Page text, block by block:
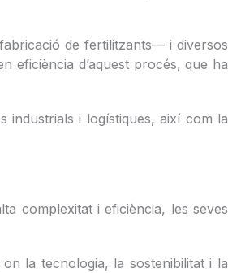
de fertilitzants— i diversos
eficiència d’aquest procés, que ha
industrials i logístiques, així com la
complexitat i eficiència, les seves
la tecnologia, la sostenibilitat i la